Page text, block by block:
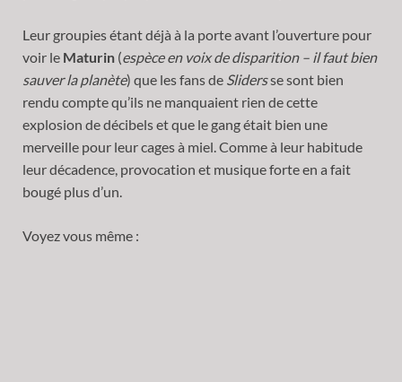
Leur groupies étant déjà à la porte avant l’ouverture pour
voir le Maturin (espèce en voix de disparition – il faut bien
sauver la planète) que les fans de Slidersse sont bien
rendu compte qu’ils ne manquaient rien de cette
explosion de décibels et que le gang était bien une
merveille pour leur cages à miel. Comme à leur habitude
leur décadence, provocation et musique forte en a fait
bougé plus d’un.
Voyez vous même :